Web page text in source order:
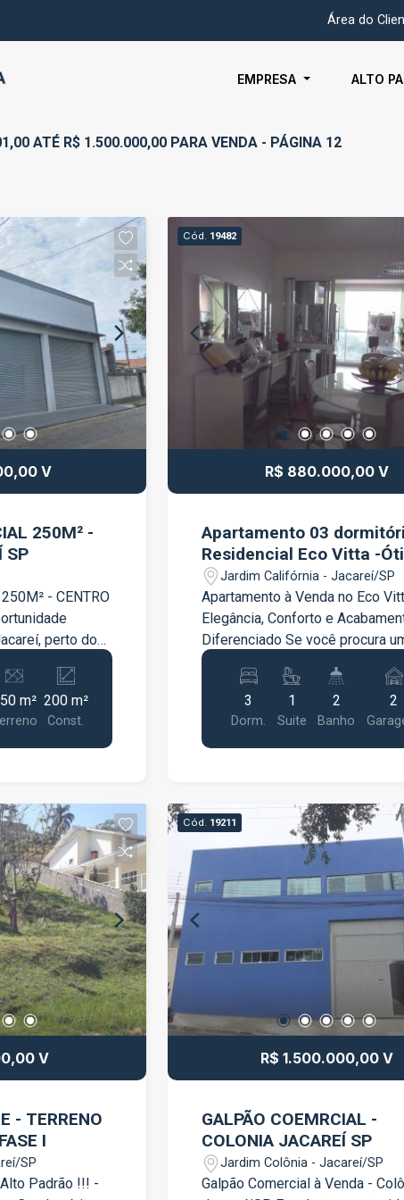
Área do
EMPRESA ALTO
ATÉ R$ 1.500.000,00 PARA VENDA - PÁGINA 12
V
250M² -
SP
- CENTRO
perto do
nunca
etc,
metros de área
metros, fácil
Dutra,
m² 200 m²
Const.
Cód. 19482
R$ 880.000,00 V
Apartamento 03
Residencial Eco Vitta -
localização.
Jardim Califórnia - Jacareí/SP
Apartamento à Venda no Eco
Elegância, Conforto e
Diferenciado Se você procura um
apartamento moderno, completo
pronto para morar, esta é a
oportunidade ideal. Localizado
Vitta, este imóvel se destaca
acabamentos de qualidade,
para oferecer praticidade e
apartamento reúne tudo o que
família precisa para viver bem.
Características do imóvel: 03
dormitórios, sendo 01 suíte;
para dois ambientes; Cozinha
Churrasqueira na cozinha; 02
garagem; Piso em porcelanato
o apartamento; Parede da
revestida em granito preto,
sofisticação e modernidade.
Diferenciais: Ar-condicionado quente e
frio na sala; Ar-condicionado
dois dormitórios; Móveis
sala de jantar; Planejados na
Armários nos dormitórios;
modernos, funcionais e muito
3
Dorm.
1
Suite
2
Banho
2
V
NA FASE I
SP
Padrão !!! -
Cód. 19211
R$ 1.500.000,00 V
GALPÃO COEMRCIAL -
COLONIA JACAREÍ SP
Jardim Colônia - Jacareí/SP
Galpão Comercial à Venda -